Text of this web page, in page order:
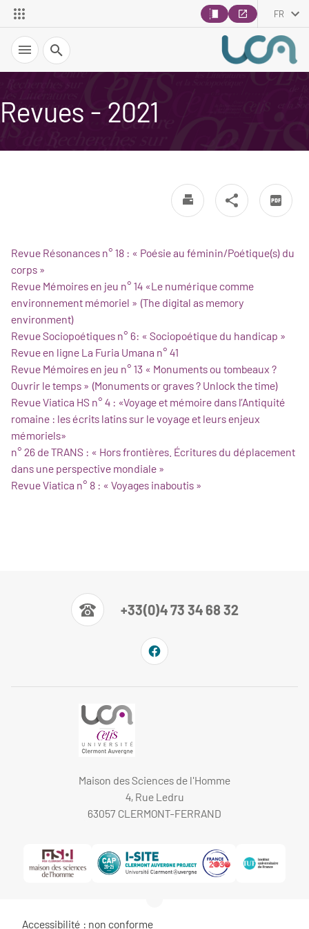
FR
Recherche
Revues - 2021
Revue Résonances n° 18 : « Poésie au féminin/Poétique(s) du
corps »
Revue Mémoires en jeu n° 14 «Le numérique comme
environnement mémoriel » (The digital as memory
environment)
Revue Sociopoétiques n° 6: « Sociopoétique du handicap »
Revue en ligne La Furia Umana n° 41
Revue Mémoires en jeu n° 13 « Monuments ou tombeaux ?
Ouvrir le temps » (Monuments or graves ? Unlock the time)
Revue Viatica HS n° 4 : «Voyage et mémoire dans l’Antiquité
romaine : les écrits latins sur le voyage et leurs enjeux
mémoriels»
n° 26 de TRANS : « Hors frontières. Écritures du déplacement
dans une perspective mondiale »
Revue Viatica n° 8 : « Voyages inaboutis »
+33(0)4 73 34 68 32
Maison des Sciences de l'Homme
4, Rue Ledru
63057 CLERMONT-FERRAND
Accessibilité : non conforme